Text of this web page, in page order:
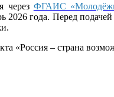
через ФГАИС
2026 года. Перед
«Россия – страна